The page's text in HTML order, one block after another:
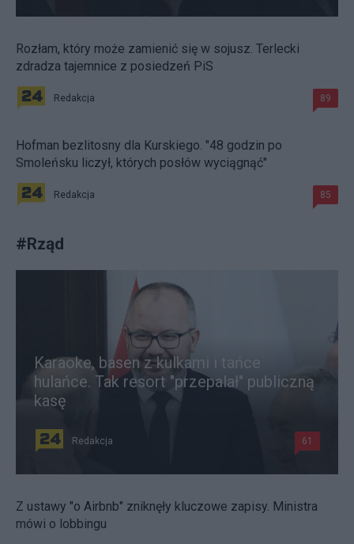
Rozłam, który może zamienić się w sojusz. Terlecki
zdradza tajemnice z posiedzeń PiS
Redakcja 89
Hofman bezlitosny dla Kurskiego. "48 godzin po
Smoleńsku liczył, których posłów wyciągnąć"
Redakcja 85
#Rząd
Karaoke, basen z kulkami i tańce
hulańce. Tak resort "przepalał" publiczną
kasę
Redakcja 61
Z ustawy "o Airbnb" zniknęły kluczowe zapisy. Ministra
mówi o lobbingu